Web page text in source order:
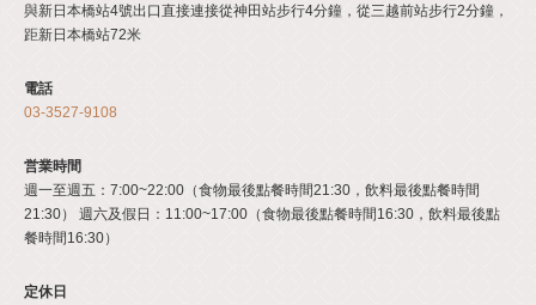
與新日本橋站4號出口直接連接從神田站步行4分鐘，從三越前站步行2分鐘，
距新日本橋站72米
電話
03-3527-9108
営業時間
週一至週五：7:00~22:00（食物最後點餐時間21:30，飲料最後點餐時間
21:30） 週六及假日：11:00~17:00（食物最後點餐時間16:30，飲料最後點
餐時間16:30）
定休日